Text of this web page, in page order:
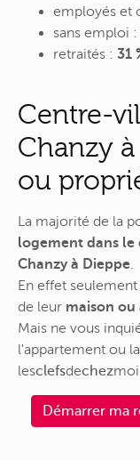
employés et
sans emploi :
retraités : 31
Centre-
Chanzy
ou
La majorité de la
logement dans le
Chanzy à Dieppe
En effet
de leur maison
Mais ne vous
l'appartement ou
lesclefsdechezmoi
Démarrer ma